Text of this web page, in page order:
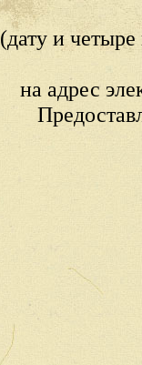
(дату и
на адрес